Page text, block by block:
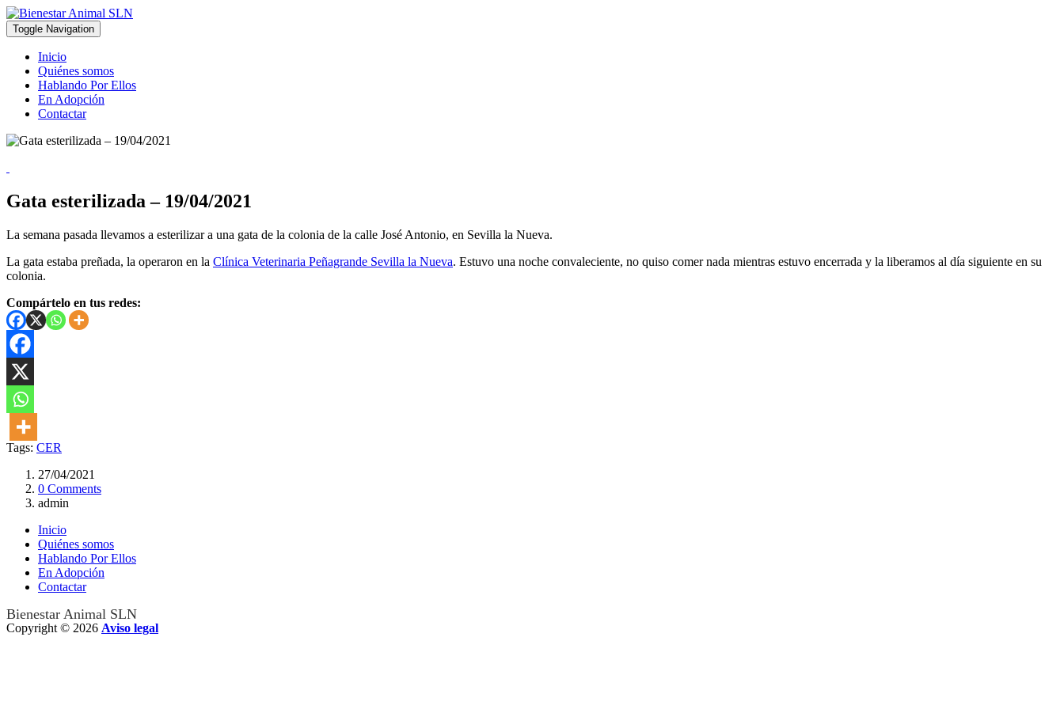
Toggle Navigation
Inicio
Quiénes somos
Hablando Por Ellos
En Adopción
Contactar
Gata esterilizada – 19/04/2021
La semana pasada llevamos a esterilizar a una gata de la colonia de la calle José Antonio, en Sevilla la Nueva.
La gata estaba preñada, la operaron en la Clínica Veterinaria Peñagrande Sevilla la Nueva. Estuvo una noche convaleciente, no quiso comer nada mientras estuvo encerrada y la liberamos al día siguiente en su
colonia.
Compártelo en tus redes:
Tags: CER
27/04/2021
0 Comments
admin
Inicio
Quiénes somos
Hablando Por Ellos
En Adopción
Contactar
Bienestar Animal SLN
Copyright © 2026 Aviso legal